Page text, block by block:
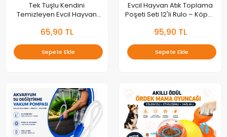
Tek Tuşlu Kendini
Temizleyen Evcil Hayvan
Toplama Fırçası
65,90 TL
Sepete Ekle
Evcil Hayvan Atık Toplama
Poşeti Seti 12'li Rulo – Köpek
95,90 TL
Sepete Ekle